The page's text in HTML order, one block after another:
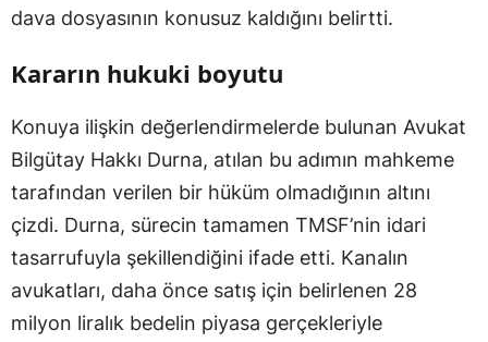
dava dosyasının konusuz kaldığını belirtti.
Kararın hukuki boyutu
Konuya ilişkin değerlendirmelerde bulunan Avukat
Bilgütay Hakkı Durna, atılan bu adımın mahkeme
tarafından verilen bir hüküm olmadığının altını
çizdi. Durna, sürecin tamamen TMSF’nin idari
tasarrufuyla şekillendiğini ifade etti. Kanalın
avukatları, daha önce satış için belirlenen 28
milyon liralık bedelin piyasa gerçekleriyle